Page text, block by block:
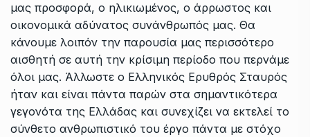
μας προσφορά, ο ηλικιωμένος, ο άρρωστος και
οικονομικά αδύνατος συνάνθρωπός μας. Θα
κάνουμε λοιπόν την παρουσία μας περισσότερο
αισθητή σε αυτή την κρίσιμη περίοδο που περνάμε
όλοι μας. Άλλωστε ο Ελληνικός Ερυθρός Σταυρός
ήταν και είναι πάντα παρών στα σημαντικότερα
γεγονότα της Ελλάδας και συνεχίζει να εκτελεί το
σύνθετο ανθρωπιστικό του έργο πάντα με στόχο